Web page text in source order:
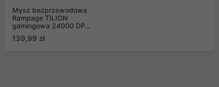
Mysz bezprzewodowa
Rampage TILION
gamingowa 24000 DPI
139,99 zł